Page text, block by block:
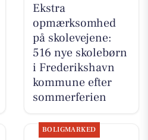
Ekstra
opmærksomhed
på skolevejene:
516 nye skolebørn
i Frederikshavn
kommune efter
sommerferien
BOLIGMARKED